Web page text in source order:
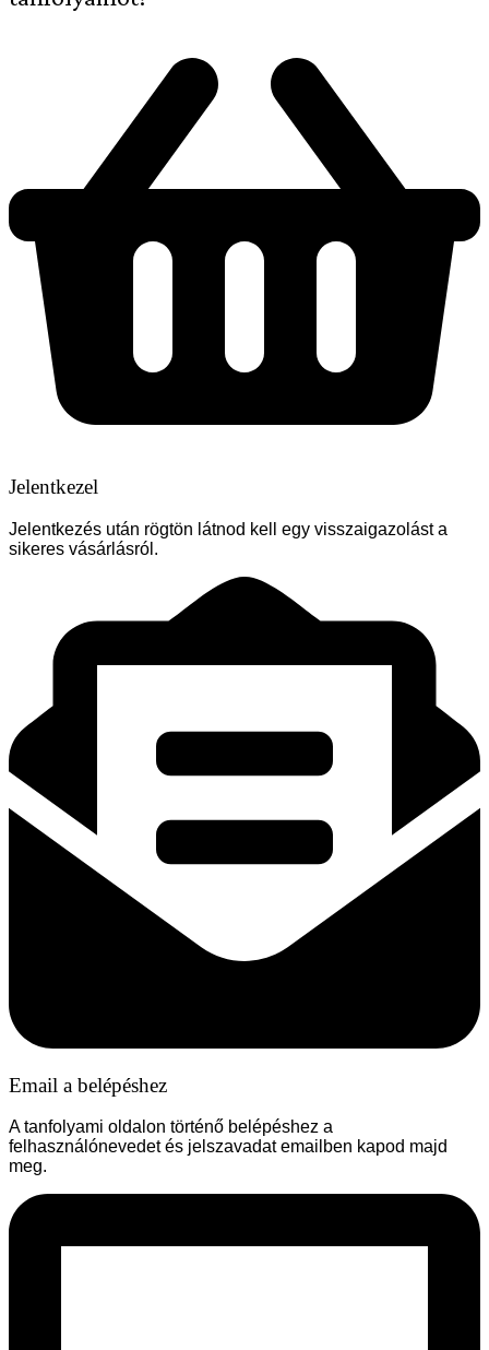
Jelentkezel
Jelentkezés után rögtön látnod kell egy visszaigazolást a
sikeres vásárlásról.
Email a belépéshez
A tanfolyami oldalon történő belépéshez a
felhasználónevedet és jelszavadat emailben kapod majd
meg.